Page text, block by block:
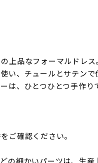
上品なフォーマルドレス
い、チュールとサテン
は、ひとつひとつ手作り
ご確認ください。
の細かいパーツは、生産